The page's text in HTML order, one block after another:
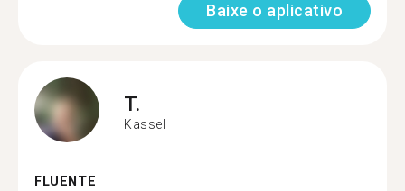
Baixe o aplicativo
T.
Kassel
FLUENTE